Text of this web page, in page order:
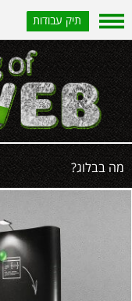
תיק עבודות
?מה בבלוג